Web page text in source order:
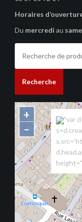
Horaires
Du mercredi au
pour :
Recherche
"var
+
−